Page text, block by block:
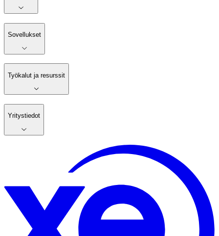
Sovellukset
Työkalut ja resurssit
Yritystiedot